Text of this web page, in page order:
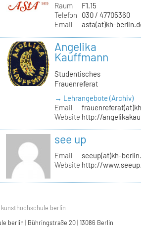
Raum
F1.15
Telefon
030 / 47705360
Email
asta(at)kh-berlin.de
Angelika
Kauffmann
Studentisches
Frauenreferat
→ Lehrangebote (Archiv)
Email
Website http://
see up
Email
seeup(at)kh-
Website http://
berlin
berlin | Bühringstraße 20 | 13086 Berlin